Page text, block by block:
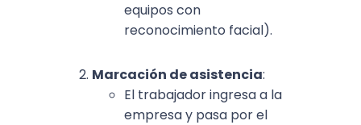
equipos con
reconocimiento facial).
Marcación de asistencia:
El trabajador ingresa a la
empresa y pasa por el